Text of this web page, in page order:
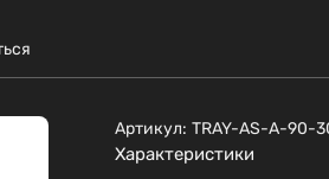
Артикул: TRAY-AS-A-90-
Характеристики